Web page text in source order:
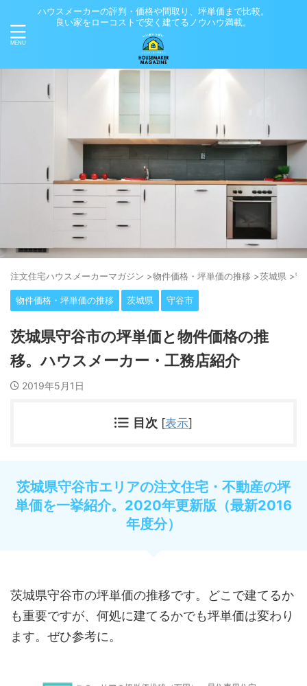
ハウスメーカーの評判・価格や間取り、坪単価まで比較。
良い家をローコストで安く建てるノウハウ満載。
注⽂住宅ハウスメーカーマガジン >物件価格・坪単価の推移 >茨城県 >守
物件価格・坪単価の推移 茨城県 守谷市
茨城県守谷市の坪単価と物件価格の推
移。ハウスメーカー・工務店紹介
2019年5月1日
目次 [表示]
茨城県守谷市エリアの注文住宅・不動産の坪
単価を一挙紹介。2020年更新版（最新2016
年度分）
茨城県守谷市の坪単価の推移です。どこで建てるか
も重要ですが、何処に建てるかでも坪単価は変わり
ます。ぜひ参考に。